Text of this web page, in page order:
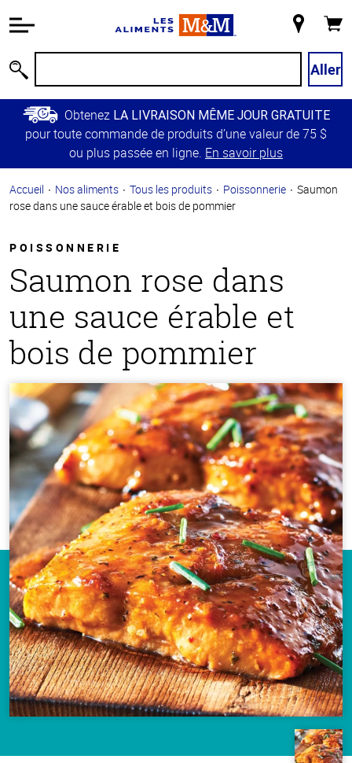
relative à
Passer
contenu
principal
Retour à
principale
magasin
Aller
Obtenez LA LIVRAISON MÊME JOUR GRATUITE
pour toute commande de produits d’une valeur de 75 $
ou plus passée en ligne. En savoir plus
Accueil Nos aliments Tous les produits Poissonnerie
Saumon
rose dans une sauce érable et bois de pommier
POISSONNERIE
Saumon rose dans
une sauce érable et
bois de pommier